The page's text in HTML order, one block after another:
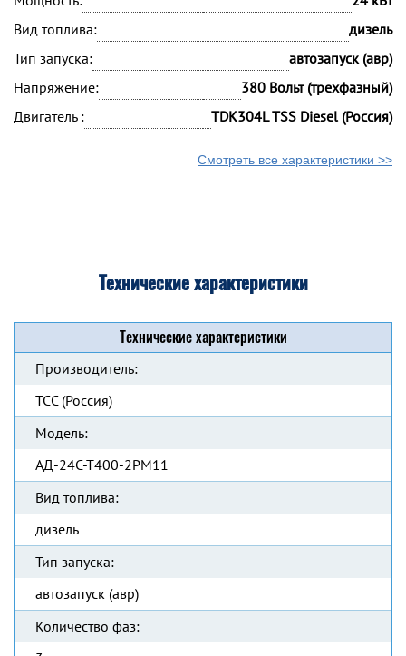
Вид топлива:
дизель
Тип запуска:
автозапуск (авр)
Напряжение:
380 Вольт (трехфазный)
Двигатель :
TDК304L TSS Diesel (Россия)
Смотреть все характеристики >>
Технические характеристики
Технические характеристики
Производитель:
ТСС (Россия)
Модель:
АД-24С-Т400-2РМ11
Вид топлива:
дизель
Тип запуска:
автозапуск (авр)
Количество фаз: